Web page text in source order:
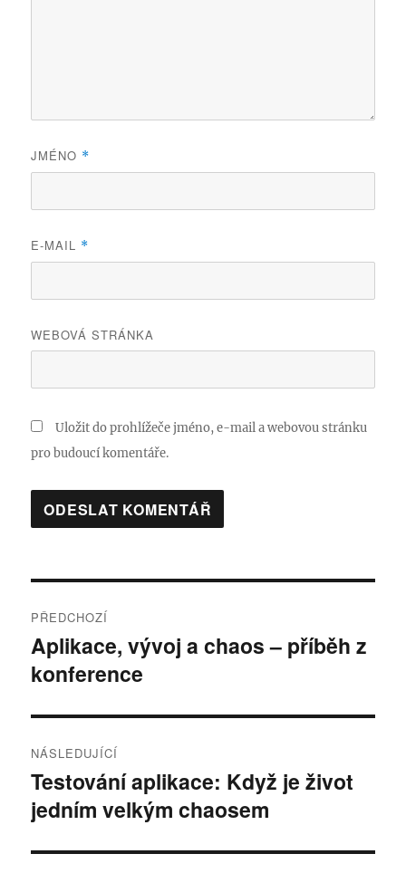
JMÉNO *
E-MAIL *
WEBOVÁ STRÁNKA
Uložit do prohlížeče jméno, e-mail a webovou stránku
pro budoucí komentáře.
pro
příspěvek
PŘEDCHOZÍ
Předchozí
příspěvek:
Aplikace, vývoj a chaos – příběh z
konference
NÁSLEDUJÍCÍ
Následující
příspěvek:
Testování aplikace: Když je život
jedním velkým chaosem